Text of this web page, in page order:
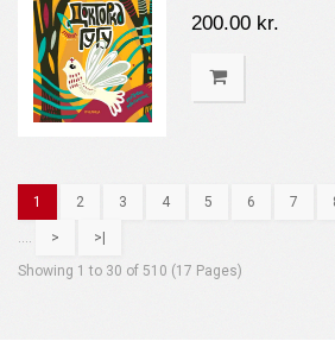
200.00 kr.
1 2 3 4 5 6 7
.... >
>|
Showing 1 to 30 of 510 (17 Pages)